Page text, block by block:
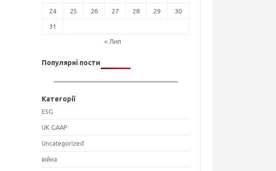
24 25 26 27 28 29 30
31
« Лип
Популярні пости
Категорії
ESG
UK GAAP
Uncategorized
війна